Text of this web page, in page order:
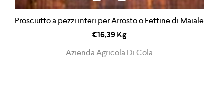
Prosciutto a pezzi interi per Arrosto o Fettine di Maiale
€16,39 Kg
Azienda Agricola Di Cola